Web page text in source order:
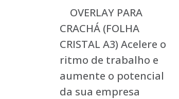
OVERLAY PARA
CRACHÁ (FOLHA
CRISTAL A3) Acelere o
ritmo de trabalho e
aumente o potencial
da sua empresa